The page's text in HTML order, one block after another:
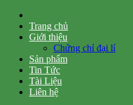
Trang chủ
Giới thiệu
Chứng chỉ đại lí
Sản phẩm
Tin Tức
Tài Liệu
Liên hệ